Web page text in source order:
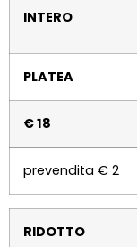
INTERO
PLATEA
€ 18
prevendita € 2
RIDOTTO